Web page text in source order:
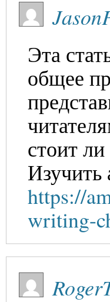
Эта
общее
стоит
Изучить
https://
writing-